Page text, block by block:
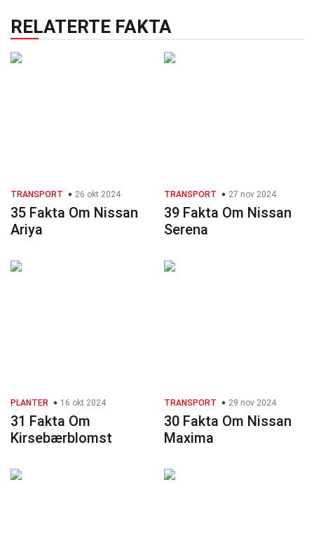
RELATERTE FAKTA
TRANSPORT 26 okt 2024
35 Fakta Om Nissan
Ariya
TRANSPORT 27 nov 2024
39 Fakta Om Nissan
Serena
PLANTER 16 okt 2024
31 Fakta Om
Kirsebærblomst
TRANSPORT 29 nov 2024
30 Fakta Om Nissan
Maxima